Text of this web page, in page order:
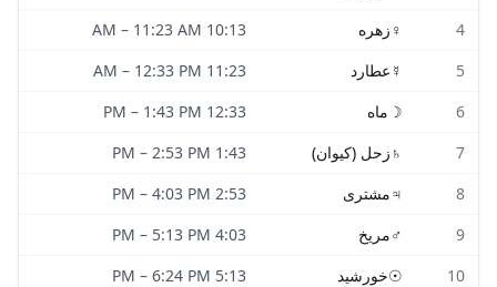
4
♀ زهره 10:13 AM
– 11:23 AM
5
☿ عطارد 11:23 AM
– 12:33 PM
6
☽ ماه 12:33 PM
– 1:43 PM
7
♄ زحل (کیوان) 1:43 PM
– 2:53 PM
8
♃مشتری 2:53 PM
– 4:03 PM
9
♂مریخ 4:03 PM
– 5:13 PM
10
☉خورشید 5:13 PM
– 6:24 PM